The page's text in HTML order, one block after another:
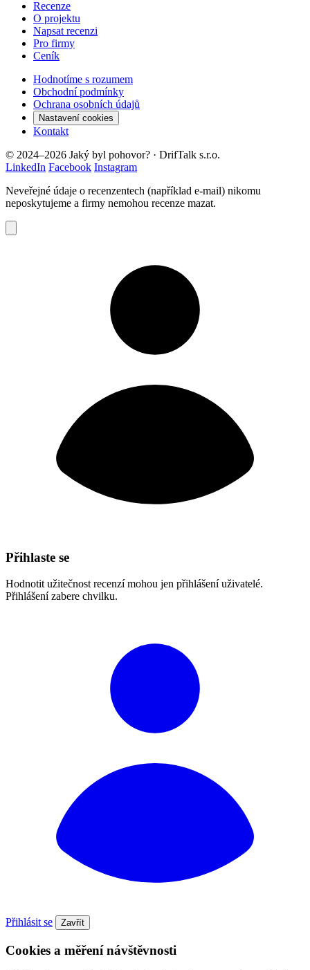
Recenze
O projektu
Napsat recenzi
Pro firmy
Ceník
Hodnotíme s rozumem
Obchodní podmínky
Ochrana osobních údajů
Nastavení cookies
Kontakt
© 2024–2026 Jaký byl pohovor? · DrifTalk s.r.o.
LinkedIn Facebook Instagram
Neveřejné údaje o recenzentech (například e-mail) nikomu
neposkytujeme a firmy nemohou recenze mazat.
Přihlaste se
Hodnotit užitečnost recenzí mohou jen přihlášení uživatelé.
Přihlášení zabere chvilku.
Přihlásit se Zavřít
Cookies a měření návštěvnosti